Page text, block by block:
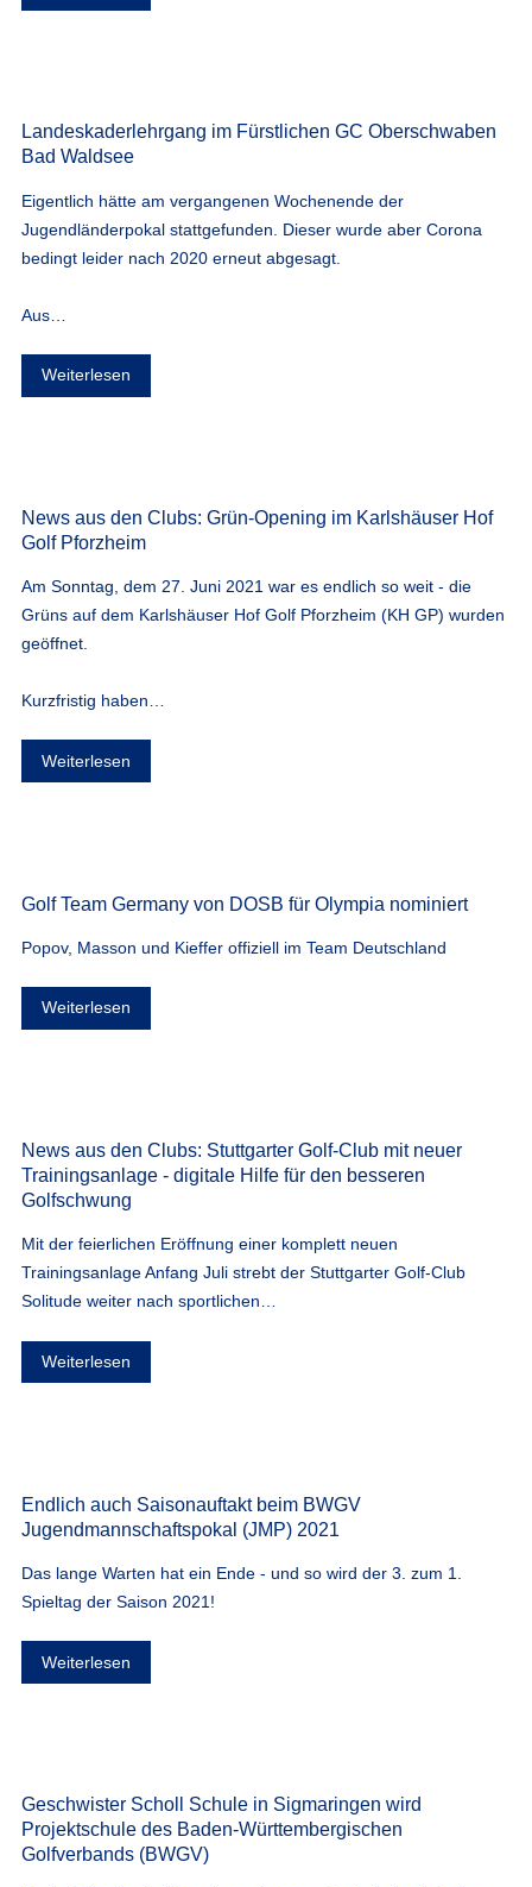
Landeskaderlehrgang im Fürstlichen GC Oberschwaben
Bad Waldsee
Eigentlich hätte am vergangenen Wochenende der
Jugendländerpokal stattgefunden. Dieser wurde aber Corona
bedingt leider nach 2020 erneut abgesagt.
Aus…
Weiterlesen
News aus den Clubs: Grün-Opening im Karlshäuser Hof
Golf Pforzheim
Am Sonntag, dem 27. Juni 2021 war es endlich so weit - die
Grüns auf dem Karlshäuser Hof Golf Pforzheim (KH GP) wurden
geöffnet.
Kurzfristig haben…
Weiterlesen
Golf Team Germany von DOSB für Olympia nominiert
Popov, Masson und Kieffer offiziell im Team Deutschland
Weiterlesen
News aus den Clubs: Stuttgarter Golf-Club mit neuer
Trainingsanlage - digitale Hilfe für den besseren
Golfschwung
Mit der feierlichen Eröffnung einer komplett neuen
Trainingsanlage Anfang Juli strebt der Stuttgarter Golf-Club
Solitude weiter nach sportlichen…
Weiterlesen
Endlich auch Saisonauftakt beim BWGV
Jugendmannschaftspokal (JMP) 2021
Das lange Warten hat ein Ende - und so wird der 3. zum 1.
Spieltag der Saison 2021!
Weiterlesen
Geschwister Scholl Schule in Sigmaringen wird
Projektschule des Baden-Württembergischen
Golfverbands (BWGV)